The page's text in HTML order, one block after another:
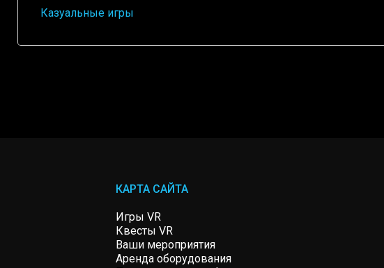
Казуальные игры
КАРТА САЙТА
Игры VR
Квесты VR
Ваши мероприятия
Аренда оборудования